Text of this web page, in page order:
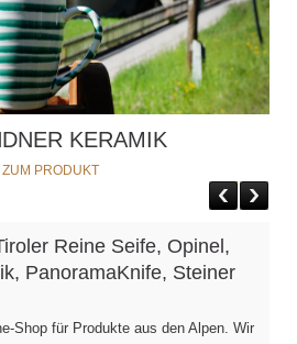
KERAMIK
ZUM PRODUKT
Reine Seife, Opinel,
PanoramaKnife, Steiner
Shop für Produkte aus den Alpen. Wir